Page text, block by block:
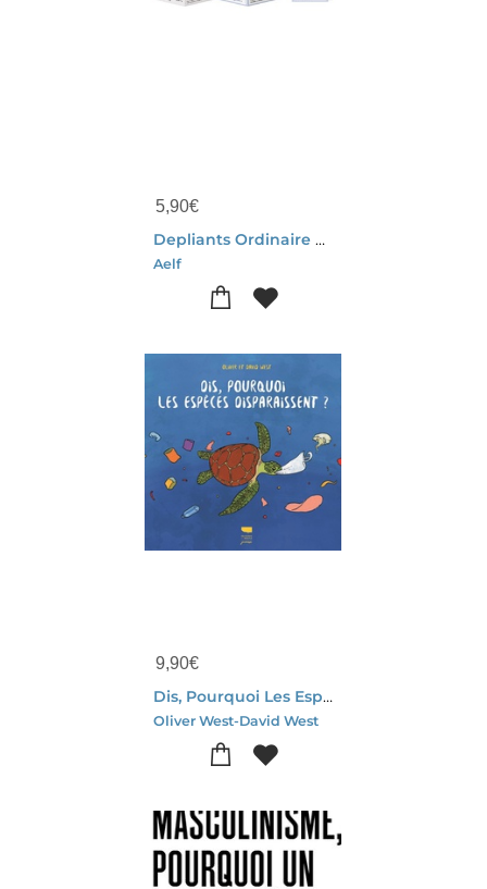
5,90€
Depliants Ordinaire De La Messe - Pack De 15 Ex - Jeunesse
Aelf
9,90€
Dis, Pourquoi Les Especes Disparaissent ?
Oliver West-David West